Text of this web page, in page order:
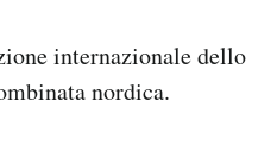
internazionale dello
nordica.